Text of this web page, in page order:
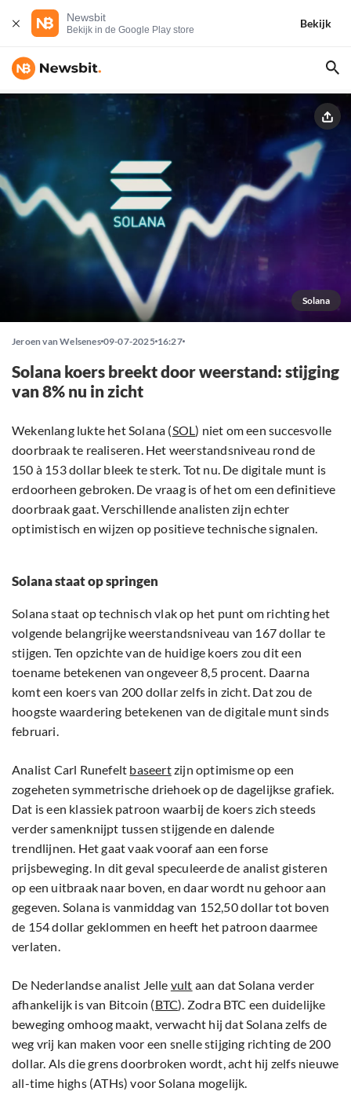
Newsbit
Bekijk in de Google Play store
Bekijk
Solana
Jeroen van Welsenes 09-07-2025 16:27
Solana koers breekt door weerstand: stijging
van 8% nu in zicht
Wekenlang lukte het Solana (SOL) niet om een succesvolle
doorbraak te realiseren. Het weerstandsniveau rond de
150 à 153 dollar bleek te sterk. Tot nu. De digitale munt is
erdoorheen gebroken. De vraag is of het om een definitieve
doorbraak gaat. Verschillende analisten zijn echter
optimistisch en wijzen op positieve technische signalen.
Solana staat op springen
Solana staat op technisch vlak op het punt om richting het
volgende belangrijke weerstandsniveau van 167 dollar te
stijgen. Ten opzichte van de huidige koers zou dit een
toename betekenen van ongeveer 8,5 procent. Daarna
komt een koers van 200 dollar zelfs in zicht. Dat zou de
hoogste waardering betekenen van de digitale munt sinds
februari.
Analist Carl Runefelt baseertzijn optimisme op een
zogeheten symmetrische driehoek op de dagelijkse grafiek.
Dat is een klassiek patroon waarbij de koers zich steeds
verder samenknijpt tussen stijgende en dalende
trendlijnen. Het gaat vaak vooraf aan een forse
prijsbeweging. In dit geval speculeerde de analist gisteren
op een uitbraak naar boven, en daar wordt nu gehoor aan
gegeven. Solana is vanmiddag van 152,50 dollar tot boven
de 154 dollar geklommen en heeft het patroon daarmee
verlaten.
De Nederlandse analist Jelle vult aan dat Solana verder
afhankelijk is van Bitcoin (BTC). Zodra BTC een duidelijke
beweging omhoog maakt, verwacht hij dat Solana zelfs de
weg vrij kan maken voor een snelle stijging richting de 200
dollar. Als die grens doorbroken wordt, acht hij zelfs nieuwe
all-time highs (ATHs) voor Solana mogelijk.